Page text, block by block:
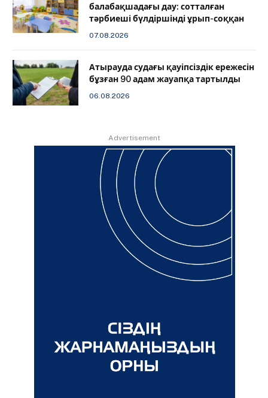
балабақшадағы дау: сотталған
тәрбиеші бүлдіршінді ұрып-соққан
07.08.2026
Атырауда судағы қауіпсіздік ережесін
бұзған 90 адам жауапқа тартылды
06.08.2026
Advertisement